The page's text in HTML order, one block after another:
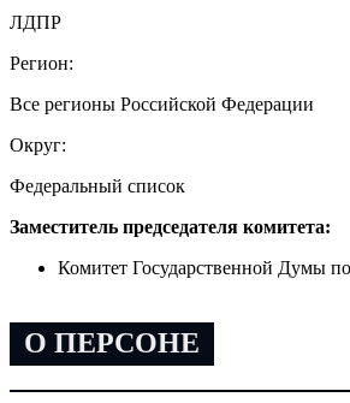
ЛДПР
Регион:
Все регионы Российской Федерации
Округ:
Федеральный список
Заместитель председателя комитета:
Комитет Государственной Думы
О ПЕРСОНЕ